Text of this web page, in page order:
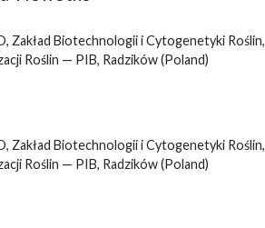
Zakład Biotechnologii i Cytogenetyki Roślin,
Roślin — PIB, Radzików(Poland)
Zakład Biotechnologii i Cytogenetyki Roślin,
Roślin — PIB, Radzików(Poland)